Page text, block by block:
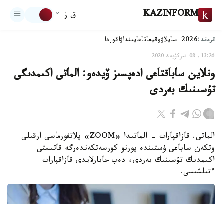
KAZINFORM ق ز
ترەند:2026-سايلاۋ وقيعاتاعايىنداۋاقوردا
13:26, 08 قىركۇيەك 2020
ونلاين ساباقتاعى ادەپسىز ۆيدەو: الماتى اكىمدىگى
تۇسىنىك بەردى
الماتى. قازاقپارات - الماتىدا «ZOOM» پلاتفورماسى ارقىلى
وتكەن ساباعى ۇستىندە پورنو كورسەتكەندەرگە قاتىستى
اكىمدىك تۇسىنىك بەردى، دەپ حابارلايدى قازاقپارات
ءتىلشىسى.